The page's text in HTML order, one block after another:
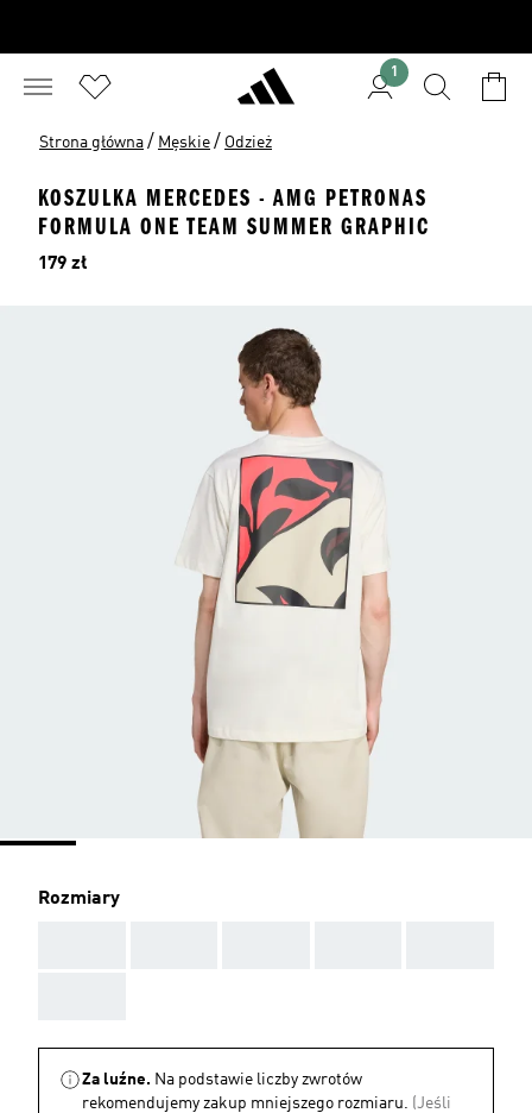
1
Strona główna / Męskie / Odzież
KOSZULKA MERCEDES - AMG PETRONAS
FORMULA ONE TEAM SUMMER GRAPHIC
Cena
179 zł
Rozmiary
Za luźne. Na podstawie liczby zwrotów
rekomendujemy zakup mniejszego rozmiaru. (Jeśli